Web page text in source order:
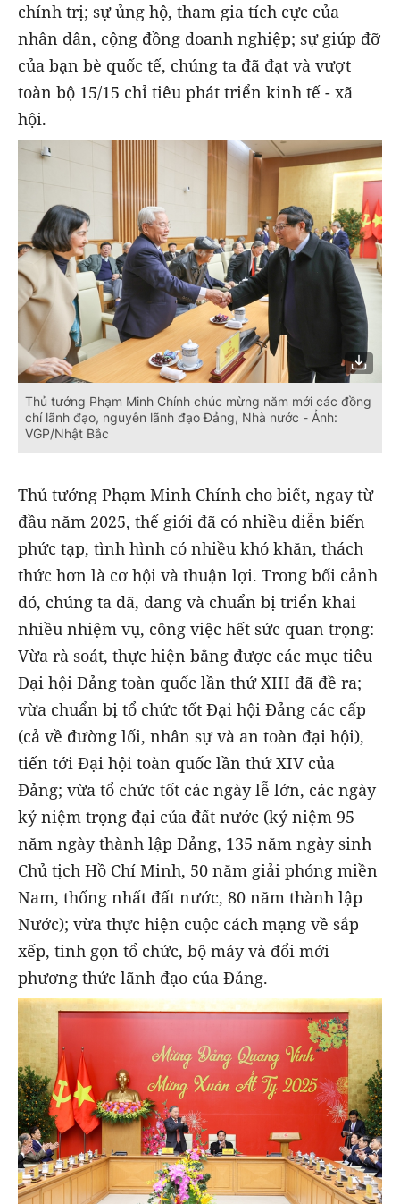
chính trị; sự ủng hộ, tham gia tích cực của
nhân dân, cộng đồng doanh nghiệp; sự giúp đỡ
của bạn bè quốc tế, chúng ta đã đạt và vượt
toàn bộ 15/15 chỉ tiêu phát triển kinh tế - xã
hội.
Thủ tướng Phạm Minh Chính chúc mừng năm mới các đồng
chí lãnh đạo, nguyên lãnh đạo Đảng, Nhà nước - Ảnh:
VGP/Nhật Bắc
Thủ tướng Phạm Minh Chính cho biết, ngay từ
đầu năm 2025, thế giới đã có nhiều diễn biến
phức tạp, tình hình có nhiều khó khăn, thách
thức hơn là cơ hội và thuận lợi. Trong bối cảnh
đó, chúng ta đã, đang và chuẩn bị triển khai
nhiều nhiệm vụ, công việc hết sức quan trọng:
Vừa rà soát, thực hiện bằng được các mục tiêu
Đại hội Đảng toàn quốc lần thứ XIII đã đề ra;
vừa chuẩn bị tổ chức tốt Đại hội Đảng các cấp
(cả về đường lối, nhân sự và an toàn đại hội),
tiến tới Đại hội toàn quốc lần thứ XIV của
Đảng; vừa tổ chức tốt các ngày lễ lớn, các ngày
kỷ niệm trọng đại của đất nước (kỷ niệm 95
năm ngày thành lập Đảng, 135 năm ngày sinh
Chủ tịch Hồ Chí Minh, 50 năm giải phóng miền
Nam, thống nhất đất nước, 80 năm thành lập
Nước); vừa thực hiện cuộc cách mạng về sắp
xếp, tinh gọn tổ chức, bộ máy và đổi mới
phương thức lãnh đạo của Đảng.